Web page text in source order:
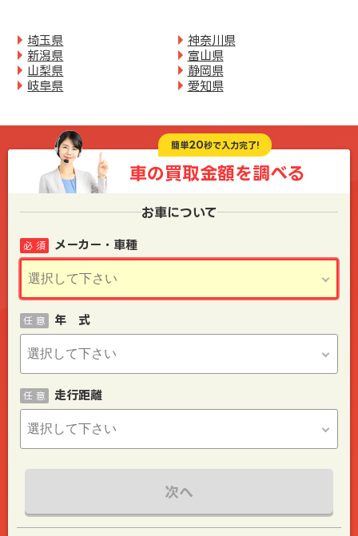
埼玉県
神奈川県
新潟県
富山県
山梨県
静岡県
岐阜県
愛知県
簡単20秒で入力完了!
車の買取金額を調べる
お車について
メーカー・車種
必 須
年 式
任 意
走行距離
任 意
次へ